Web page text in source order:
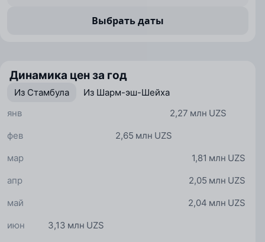
Выбрать даты
Динамика цен за год
Из Стамбула
Из Шарм-эш-Шейха
2,27 млн UZS
янв
2,65 млн UZS
фев
1,81 млн UZS
мар
2,05 млн UZS
апр
2,04 млн UZS
май
3,13 млн UZS
июн